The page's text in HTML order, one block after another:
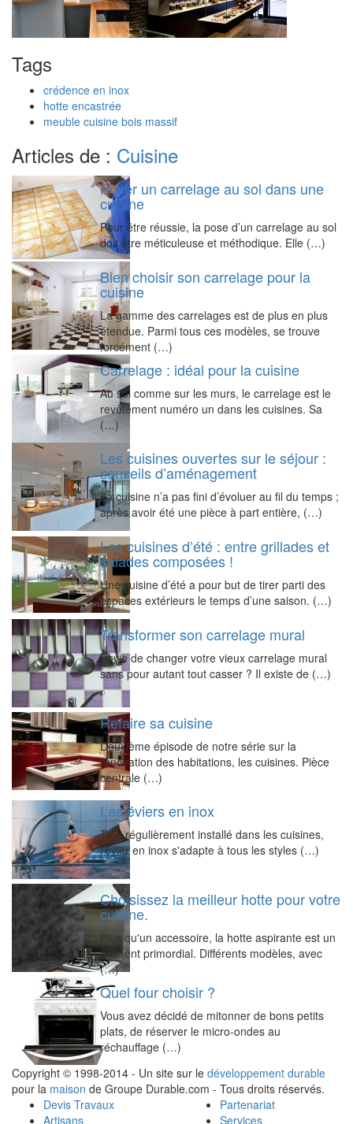
Tags
crédence en inox
hotte encastrée
meuble cuisine bois massif
Articles de : Cuisine
Poser un carrelage au sol dans une
cuisine
Pour être réussie, la pose d’un carrelage au sol
doit être méticuleuse et méthodique. Elle (…)
Bien choisir son carrelage pour la
cuisine
La gamme des carrelages est de plus en plus
étendue. Parmi tous ces modèles, se trouve
forcément (…)
Carrelage : idéal pour la cuisine
Au sol comme sur les murs, le carrelage est le
revêtement numéro un dans les cuisines. Sa
(…)
Les cuisines ouvertes sur le séjour :
conseils d’aménagement
La cuisine n’a pas fini d’évoluer au fil du temps ;
après avoir été une pièce à part entière, (…)
Les cuisines d’été : entre grillades et
salades composées !
Une cuisine d’été a pour but de tirer parti des
espaces extérieurs le temps d’une saison. (…)
Transformer son carrelage mural
Envie de changer votre vieux carrelage mural
sans pour autant tout casser ? Il existe de (…)
Refaire sa cuisine
Deuxième épisode de notre série sur la
rénovation des habitations, les cuisines. Pièce
centrale (…)
Les éviers en inox
Très régulièrement installé dans les cuisines,
l'évier en inox s'adapte à tous les styles (…)
Choisissez la meilleur hotte pour votre
cuisine.
Plus qu'un accessoire, la hotte aspirante est un
élément primordial. Différents modèles, avec
(…)
Quel four choisir ?
Vous avez décidé de mitonner de bons petits
plats, de réserver le micro-ondes au
réchauffage (…)
Copyright © 1998-2014 - Un site sur le développement durable
pour la maison de Groupe Durable.com - Tous droits réservés.
Devis Travaux
Artisans
Partenariat
Services